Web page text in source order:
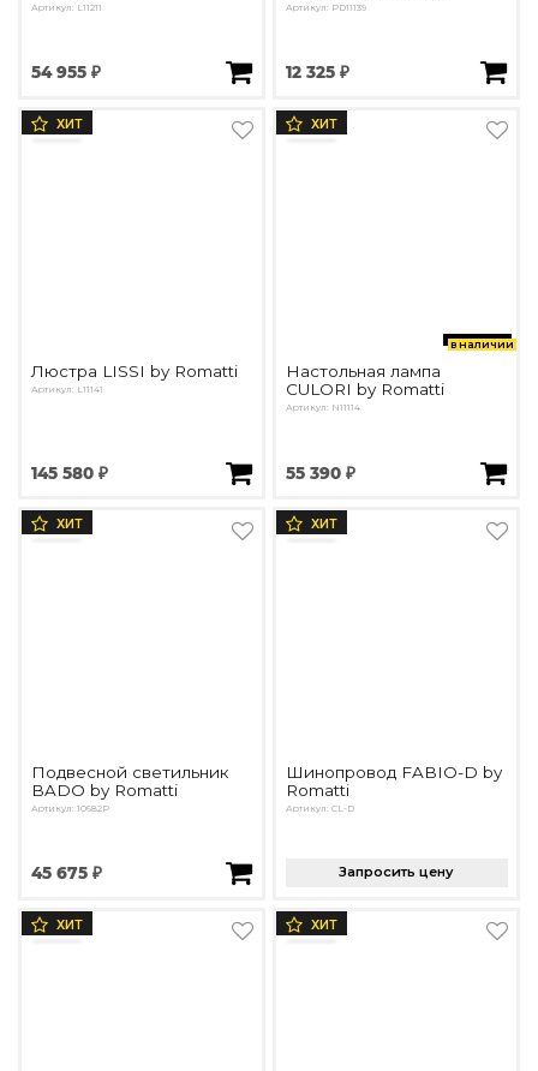
Артикул: L11211
54 955 ₽
Артикул: PD11139
12 325 ₽
ХИТ
Люстра LISSI by Romatti
Артикул: L11141
145 580 ₽
в наличии
ХИТ
Настольная лампа
CULORI by Romatti
Артикул: N11114
55 390 ₽
ХИТ
Подвесной светильник
BADO by Romatti
Артикул: 10682P
45 675 ₽
ХИТ
Шинопровод FABIO-D by
Romatti
Артикул: CL-D
Запросить цену
ХИТ ХИТ